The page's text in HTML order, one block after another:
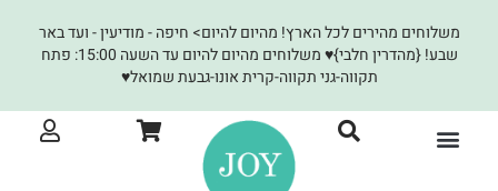
משלוחים מהירים לכל הארץ! מהיום להיום> חיפה - מודיעין - ועד באר
שבע! {מהדרין חלבי}♥ משלוחים מהיום להיום עד השעה 15:00: פתח
תקווה-גני תקווה-קרית אונו-גבעת שמואל♥